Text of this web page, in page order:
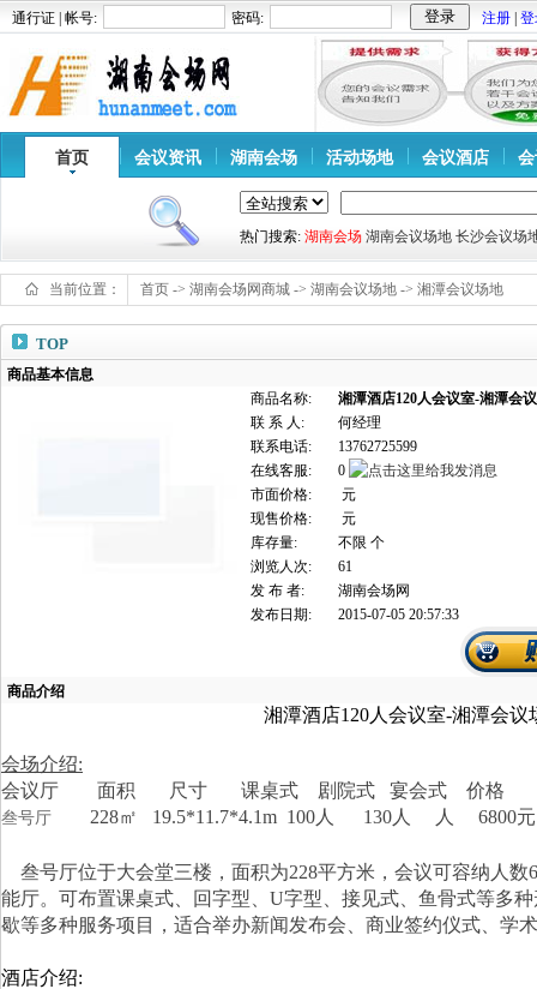
通行证 | 帐号: 密码: 注册
首页 会议资讯 湖南会场 活动场地 会议酒店
热门搜索: 湖南会场 湖南会议场地 长沙会议场
当前位置： 首页 -> 湖南会场网商城 -> 湖南会议场地 -> 湘潭会议场地
TOP
商品基本信息
商品名称:
湘潭酒店120人会议室-湘潭会
联 系 人:
何经理
联系电话:
13762725599
在线客服:
0
市面价格:
元
现售价格:
元
库存量:
不限 个
浏览人次:
61
发 布 者:
湖南会场网
发布日期:
2015-07-05 20:57:33
商品介绍
湘潭酒店120人会议室-湘潭会议
会场介绍:
会议厅 面积 尺寸 课桌式 剧院式 宴会式 价格
叁号厅 228㎡ 19.5*11.7*4.1m 100人 130人 人 6800元
叁号厅位于大会堂三楼，面积为228平方米，会议可容纳人数
能厅。可布置课桌式、回字型、U字型、接见式、鱼骨式等多
歇等多种服务项目，适合举办新闻发布会、商业签约仪式、学
酒店介绍: